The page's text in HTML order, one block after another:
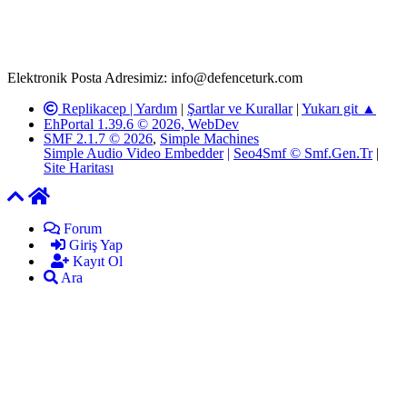
Elektronik Posta Adresimiz: info@defenceturk.com
Replikacep | Yardım | Şartlar ve Kurallar| Yukarı git ▲
EhPortal 1.39.6 © 2026, WebDev
SMF 2.1.7 © 2026, Simple Machines
Simple Audio Video Embedder | Seo4Smf © Smf.Gen.Tr|
Site Haritası
Forum
Giriş Yap
Kayıt Ol
Ara